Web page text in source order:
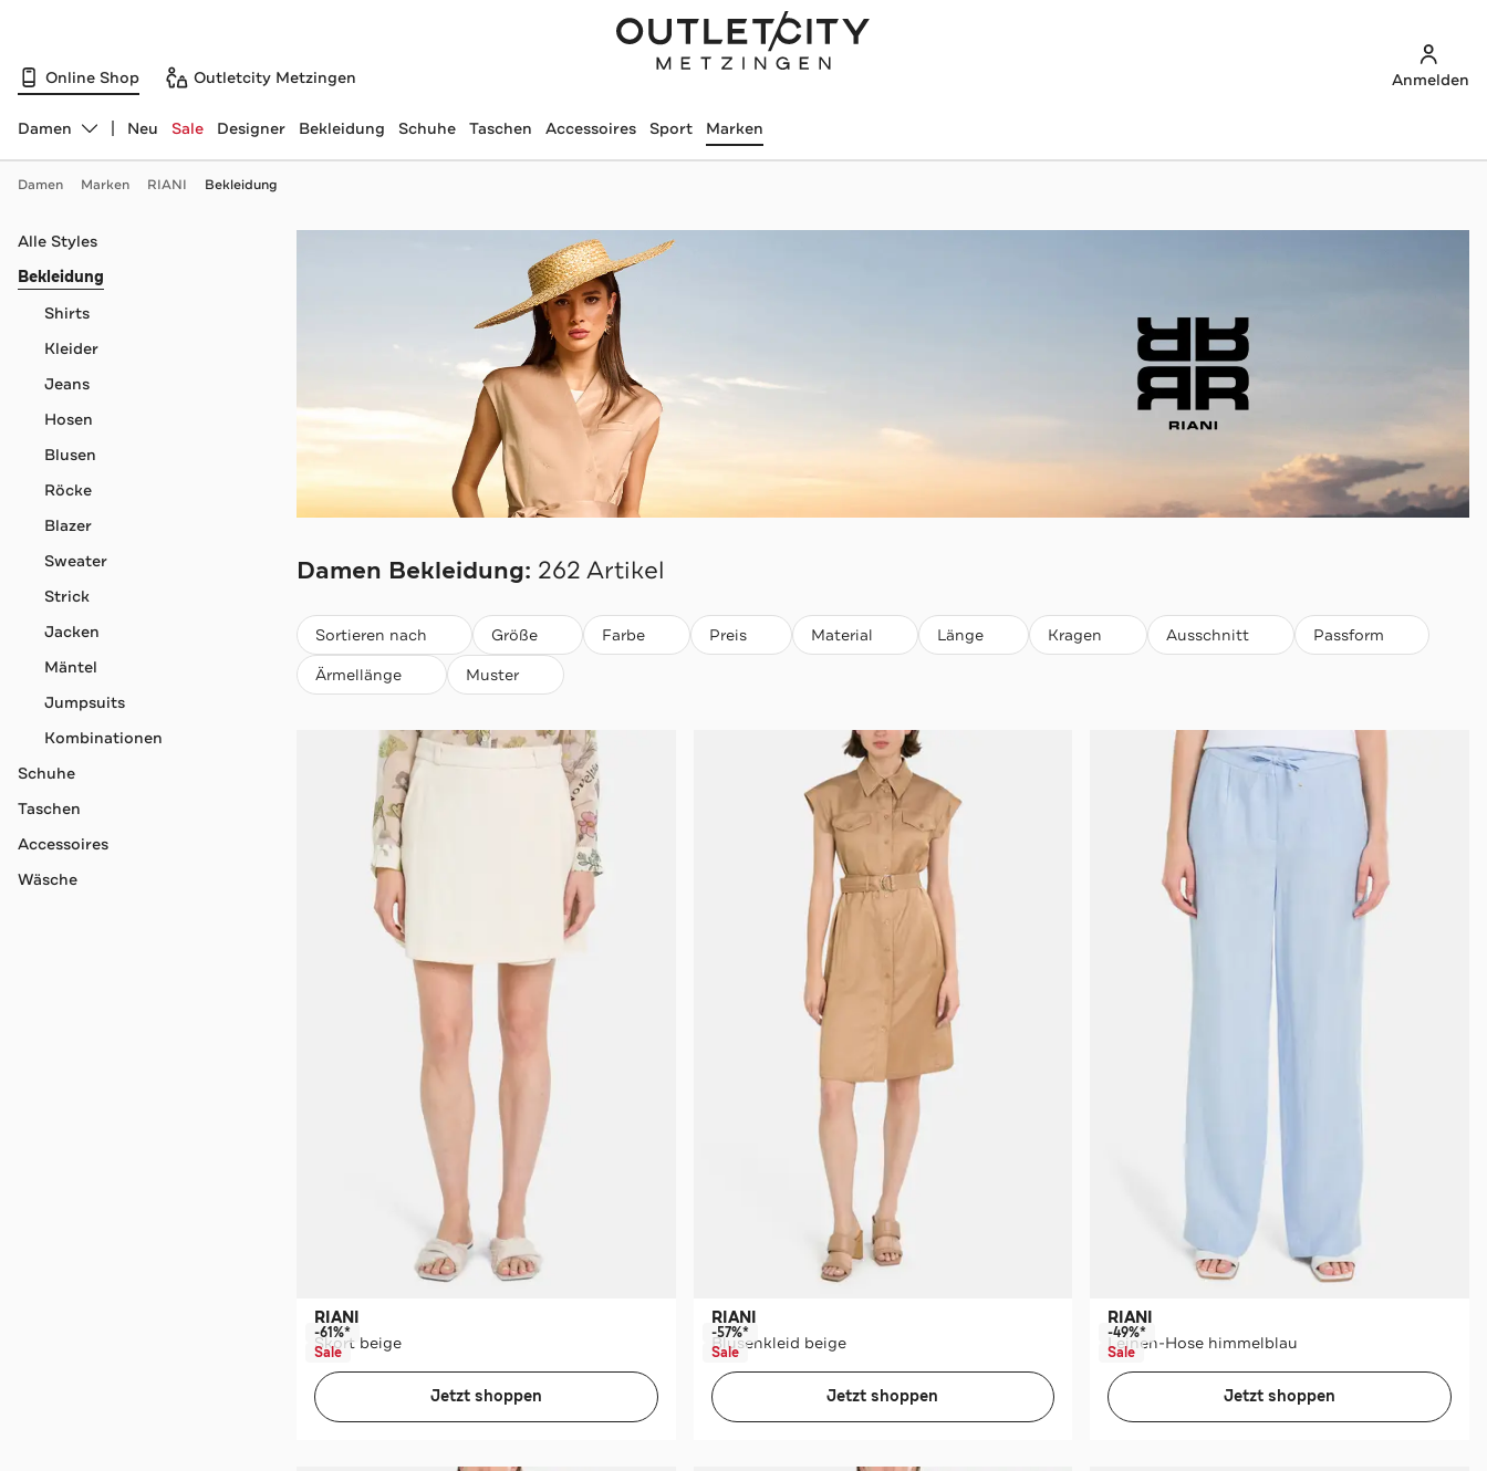
Online Shop Outletcity Metzingen Anmelden
Abteilung ändern, ausgewählt:
Damen Neu Sale Designer Bekleidung Schuhe Taschen Accessoires Sport Marken
Damen Marken RIANI Bekleidung
Damen Bekleidung: 262 Artikel
Navigation überspringen
Alle Styles
Bekleidung
Shirts
Kleider
Jeans
Hosen
Blusen
Röcke
Blazer
Sweater
Strick
Jacken
Mäntel
Jumpsuits
Kombinationen
Schuhe
Taschen
Accessoires
Wäsche
Sortieren nach
Beliebteste Größe Farbe Preis Material Länge Kragen Ausschnitt
Passform
Ärmellänge
Muster
RIANI
Skort beige
-61%*
Sale
Jetzt shoppen
RIANI
Blusenkleid beige
-57%*
Sale
Jetzt shoppen
RIANI
Leinen-Hose himmelblau
-49%*
Sale
Jetzt shoppen